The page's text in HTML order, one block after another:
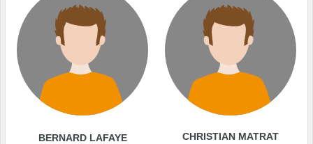
BERNARD LAFAYE CHRISTIAN MATRAT